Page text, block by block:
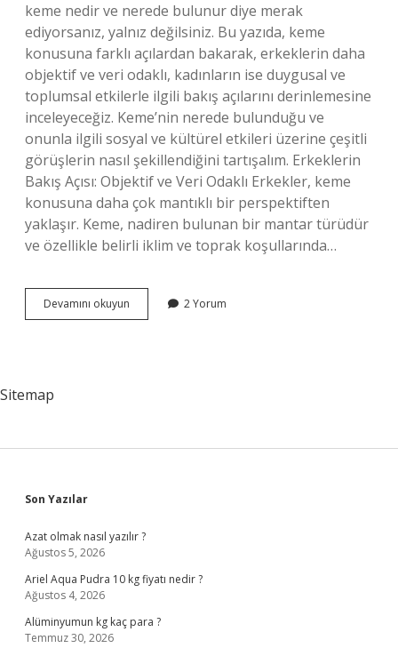
keme nedir ve nerede bulunur diye merak
ediyorsanız, yalnız değilsiniz. Bu yazıda, keme
konusuna farklı açılardan bakarak, erkeklerin daha
objektif ve veri odaklı, kadınların ise duygusal ve
toplumsal etkilerle ilgili bakış açılarını derinlemesine
inceleyeceğiz. Keme’nin nerede bulunduğu ve
onunla ilgili sosyal ve kültürel etkileri üzerine çeşitli
görüşlerin nasıl şekillendiğini tartışalım. Erkeklerin
Bakış Açısı: Objektif ve Veri Odaklı Erkekler, keme
konusuna daha çok mantıklı bir perspektiften
yaklaşır. Keme, nadiren bulunan bir mantar türüdür
ve özellikle belirli iklim ve toprak koşullarında…
Devamını okuyun
nerede
2 Yorum
Sitemap
Sidebar
Son Yazılar
Azat olmak nasıl yazılır ?
Ağustos 5, 2026
Ariel Aqua Pudra 10 kg fiyatı nedir ?
Ağustos 4, 2026
Alüminyumun kg kaç para ?
Temmuz 30, 2026